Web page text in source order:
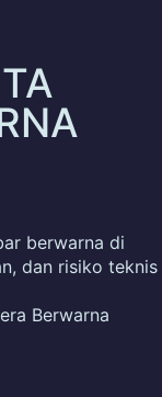
berwarna di
dan risiko teknis